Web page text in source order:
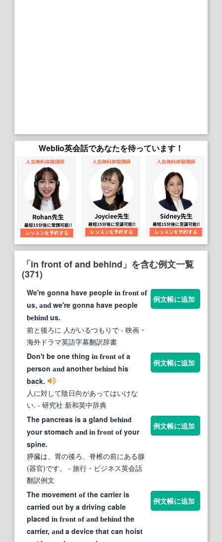
Weblio英会話であなたを待っています！
「in front of and behind」を含む例文一覧
(371)
We're gonna have people in front of
us, and we're gonna have people
behind us.
前と後ろに 人がいるつもりで - 映画・
海外ドラマ英語字幕翻訳辞書
例文帳に追加
Don't be one thing in front ofa
person and anotherbehind his
back.
人に対して陰日向があってはいけな
い. - 研究社 新和英中辞典
例文帳に追加
The pancreas is a gland behind
your stomach and in front ofyour
spine.
膵臓は、胃の後ろ、脊椎の前にある腺
(器官)です。
- 旅行・ビジネス英会話
翻訳例文
例文帳に追加
The movement ofthe carrier is
carried out by a driving cable
placed in front of and behind the
carrier, and a device that can hoist
例文帳に追加